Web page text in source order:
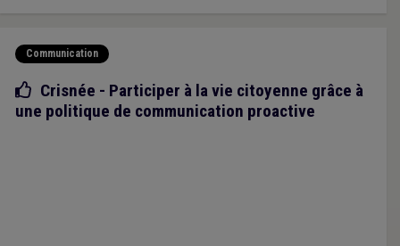
Communication
Bonne pratique
Crisnée - Participer à la vie citoyenne grâce à
une politique de communication proactive